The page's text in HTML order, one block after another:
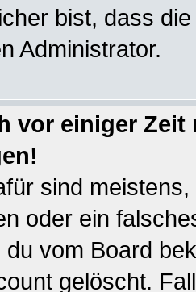
bist, dass
Administrator.
vor einiger
sind
oder ein
du vom Board
gelöscht.